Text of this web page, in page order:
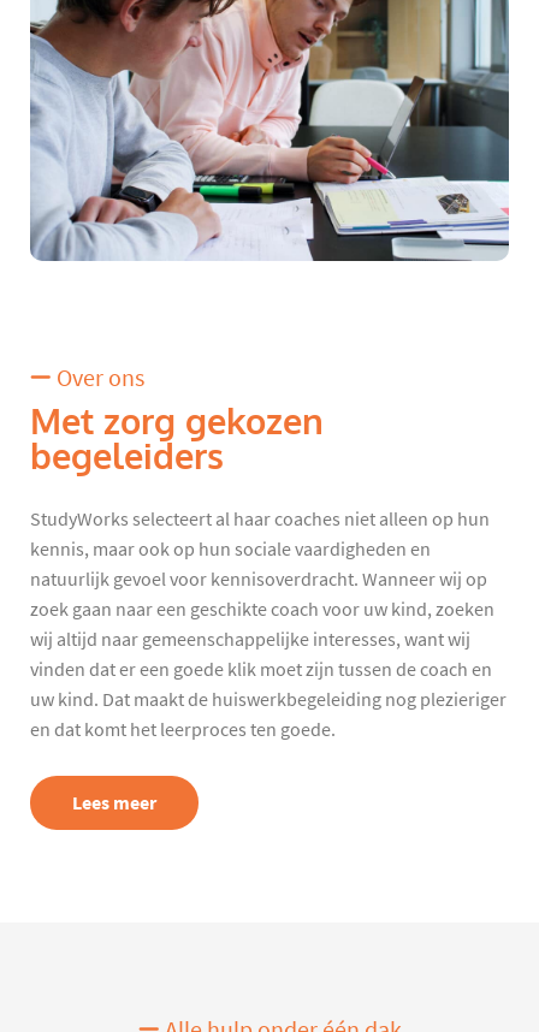
Over ons
Met zorg gekozen
begeleiders
StudyWorks selecteert al haar coaches niet alleen op hun
kennis, maar ook op hun sociale vaardigheden en
natuurlijk gevoel voor kennisoverdracht. Wanneer wij op
zoek gaan naar een geschikte coach voor uw kind, zoeken
wij altijd naar gemeenschappelijke interesses, want wij
vinden dat er een goede klik moet zijn tussen de coach en
uw kind. Dat maakt de huiswerkbegeleiding nog plezieriger
en dat komt het leerproces ten goede.
Lees meer